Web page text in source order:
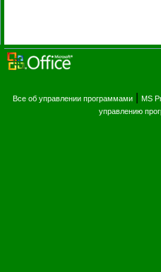
Все об управлении программами MS
управлению